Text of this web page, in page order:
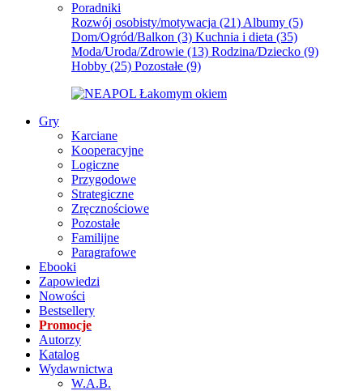
Poradniki
Rozwój osobisty/motywacja (21) Albumy (5)
Dom/Ogród/Balkon (3) Kuchnia i dieta (35)
Moda/Uroda/Zdrowie (13) Rodzina/Dziecko (9)
Hobby (25) Pozostałe (9)
Gry
Karciane
Kooperacyjne
Logiczne
Przygodowe
Strategiczne
Zręcznościowe
Pozostałe
Familijne
Paragrafowe
Ebooki
Zapowiedzi
Nowości
Bestsellery
Promocje
Autorzy
Katalog
Wydawnictwa
W.A.B.